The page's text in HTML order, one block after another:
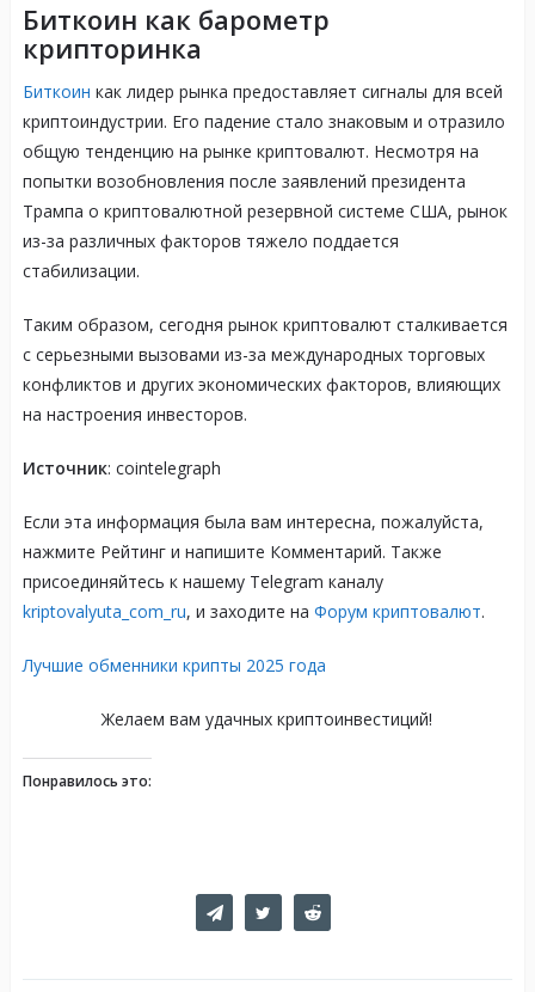
Биткоин как барометр
крипторинка
Биткоин как лидер рынка предоставляет сигналы для всей
криптоиндустрии. Его падение стало знаковым и отразило
общую тенденцию на рынке криптовалют. Несмотря на
попытки возобновления после заявлений президента
Трампа о криптовалютной резервной системе США, рынок
из-за различных факторов тяжело поддается
стабилизации.
Таким образом, сегодня рынок криптовалют сталкивается
с серьезными вызовами из-за международных торговых
конфликтов и других экономических факторов, влияющих
на настроения инвесторов.
Источник: cointelegraph
Если эта информация была вам интересна, пожалуйста,
нажмите Рейтинг и напишите Комментарий. Также
присоединяйтесь к нашему Telegram каналу
kriptovalyuta_com_ru, и заходите на Форум криптовалют.
Лучшие обменники крипты 2025 года
Желаем вам удачных криптоинвестиций!
Понравилось это: